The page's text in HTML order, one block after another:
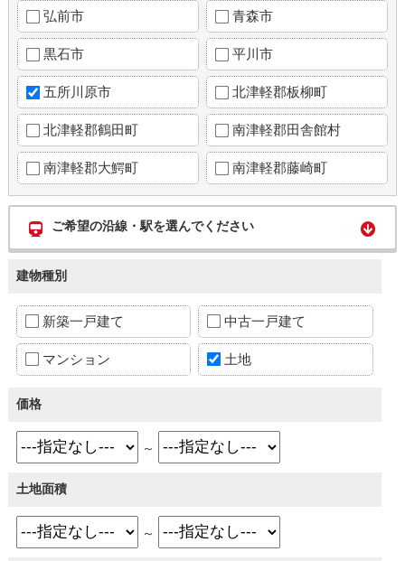
弘前市 青森市
黒石市 平川市
五所川原市 北津軽郡板柳町
北津軽郡鶴田町 南津軽郡田舎館村
南津軽郡大鰐町 南津軽郡藤崎町
ご希望の沿線・駅を選んでください
建物種別
新築一戸建て 中古一戸建て
マンション 土地
価格
～
土地面積
～